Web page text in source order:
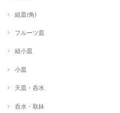
組皿(角)
フルーツ皿
組小皿
小皿
天皿・呑水
呑水・取鉢